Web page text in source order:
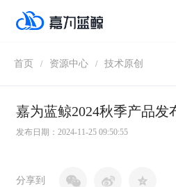
首页 / 资源中心 / 技术原创
嘉为蓝鲸2024秋季产品发
发布日期：2024-11-25 09:50:55
分享到